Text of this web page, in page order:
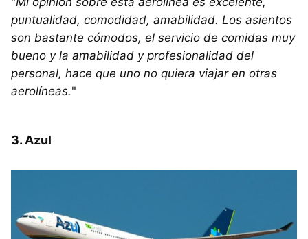
puntualidad, comodidad, amabilidad. Los asientos
son bastante cómodos, el servicio de comidas muy
bueno y la amabilidad y profesionalidad del
personal, hace que uno no quiera viajar en otras
aerolíneas."
3. Azul